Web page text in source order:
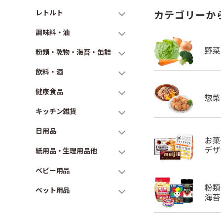
レトルト
調味料・油
粉類・乾物・海苔・缶詰
飲料・酒
健康食品
キッチン雑貨
日用品
紙用品・生理用品他
ベビー用品
ペット用品
カテゴリーか